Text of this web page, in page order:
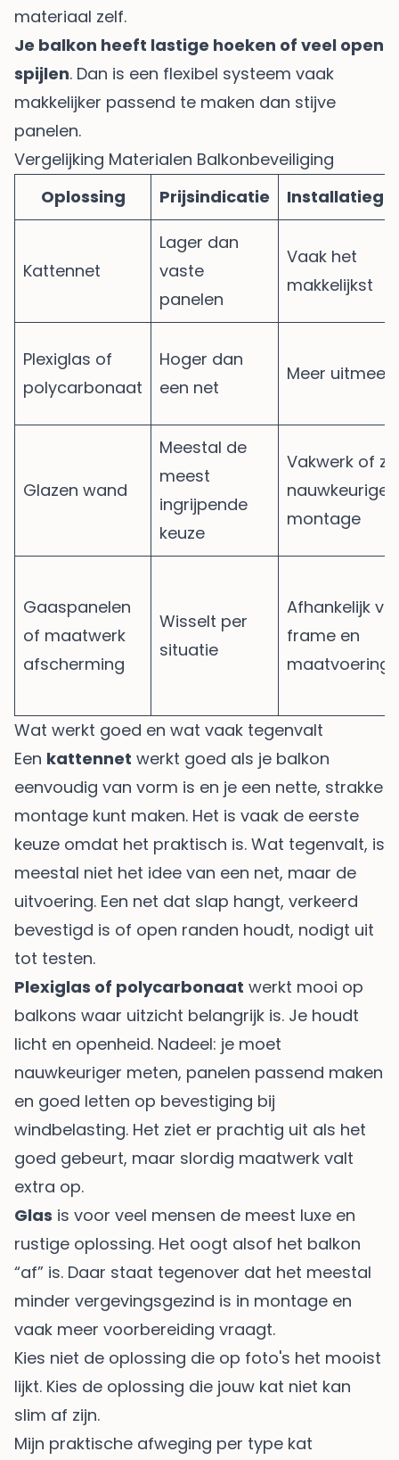
materiaal zelf.
Je balkon heeft lastige hoeken of veel open
spijlen. Dan is een flexibel systeem vaak
makkelijker passend te maken dan stijve
panelen.
Vergelijking Materialen Balkonbeveiliging
Oplossing
Prijsindicatie
Kattennet
Lager dan
vaste
panelen
Vaak het
makkelijkst
Plexiglas of
polycarbonaat
Hoger dan
een net
Meer
Glazen wand
Meestal de
meest
ingrijpende
keuze
Vakwerk of
nauwkeurige
montage
Gaaspanelen
of maatwerk
afscherming
Wisselt per
situatie
Afhankelijk
frame en
maatvoering
Wat werkt goed en wat vaak tegenvalt
Een kattennet werkt goed als je balkon
eenvoudig van vorm is en je een nette, strakke
montage kunt maken. Het is vaak de eerste
keuze omdat het praktisch is. Wat tegenvalt, is
meestal niet het idee van een net, maar de
uitvoering. Een net dat slap hangt, verkeerd
bevestigd is of open randen houdt, nodigt uit
tot testen.
Plexiglas of polycarbonaat werkt mooi op
balkons waar uitzicht belangrijk is. Je houdt
licht en openheid. Nadeel: je moet
nauwkeuriger meten, panelen passend maken
en goed letten op bevestiging bij
windbelasting. Het ziet er prachtig uit als het
goed gebeurt, maar slordig maatwerk valt
extra op.
Glas is voor veel mensen de meest luxe en
rustige oplossing. Het oogt alsof het balkon
“af” is. Daar staat tegenover dat het meestal
minder vergevingsgezind is in montage en
vaak meer voorbereiding vraagt.
Kies niet de oplossing die op foto's het mooist
lijkt. Kies de oplossing die jouw kat niet kan
slim af zijn.
Mijn praktische afweging per type kat